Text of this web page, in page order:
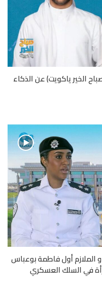
الخير ياكويت) عن الذكاء
الملازم أول فاطمة بوعباس
في السلك العسكري